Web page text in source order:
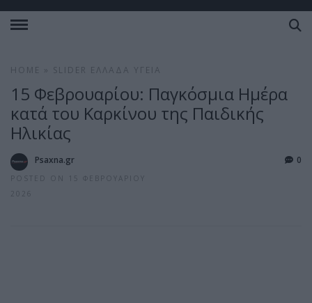
HOME SLIDER ΕΛΛΆΔΑ ΥΓΕΊΑ
15 Φεβρουαρίου: Παγκόσμια Ημέρα
κατά του Καρκίνου της Παιδικής
Ηλικίας
Psaxna.gr
POSTED ON 15 ΦΕΒΡΟΥΑΡΊΟΥ
2026
0